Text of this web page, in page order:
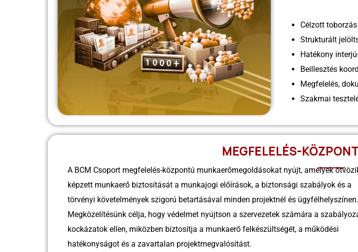
Célzott
Strukturált
Hatékony
Beillesztés
Megfelelés,
Szakmai
MEGFELELÉS-
A BCM Csoport megfelelés-központú munkaerőmegoldásokat nyújt, amelyek
képzett munkaerő biztosítását a munkajogi előírások, a biztonsági szabályok és a
törvényi követelmények szigorú betartásával minden projektnél és ügyfélhelyszínen.
Megközelítésünk célja, hogy védelmet nyújtson a szervezetek számára a
kockázatok ellen, miközben biztosítja a munkaerő felkészültségét, a működési
hatékonyságot és a zavartalan projektmegvalósítást.